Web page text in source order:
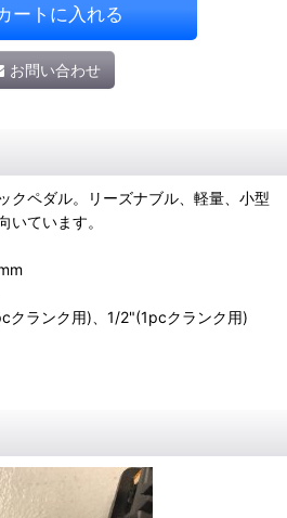
ートに入れる
お問い合わせ
クペダル。リーズナブル、軽量、小型
いています。
クランク用)、1/2"(1pcクランク用)